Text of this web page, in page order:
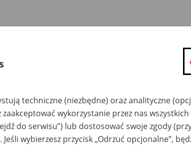
ZUS do siebie: Aktywni
Szkolenia
płatnicy, ubezpieczeni, świadczeniobiorcy
techniczne (niezbędne) oraz analityczne
zaakceptować wykorzystanie przez nas
do serwisu”) lub dostosować swoje zgody
Jeśli wybierzesz przycisk „Odrzuć opcjonalne”,